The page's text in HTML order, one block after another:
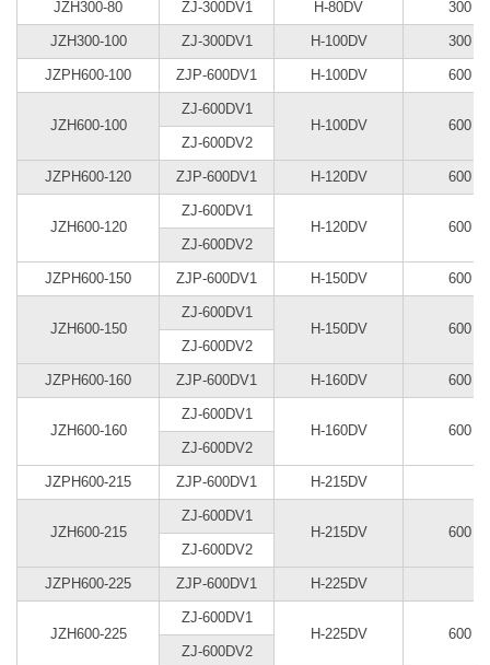
JZH300-80 ZJ-300DV1 H-80DV 300
JZH300-100 ZJ-300DV1 H-100DV 300
JZPH600-100 ZJP-600DV1 H-100DV 600
JZH600-100
ZJ-600DV1
H-100DV
600
ZJ-600DV2
JZPH600-120 ZJP-600DV1 H-120DV 600
JZH600-120
ZJ-600DV1
H-120DV
600
ZJ-600DV2
JZPH600-150 ZJP-600DV1 H-150DV 600
JZH600-150
ZJ-600DV1
H-150DV
600
ZJ-600DV2
JZPH600-160 ZJP-600DV1 H-160DV 600
JZH600-160
ZJ-600DV1
H-160DV
600
ZJ-600DV2
JZPH600-215 ZJP-600DV1 H-215DV
JZH600-215
ZJ-600DV1
H-215DV
600
ZJ-600DV2
JZPH600-225 ZJP-600DV1 H-225DV
JZH600-225
ZJ-600DV1
H-225DV
600
ZJ-600DV2